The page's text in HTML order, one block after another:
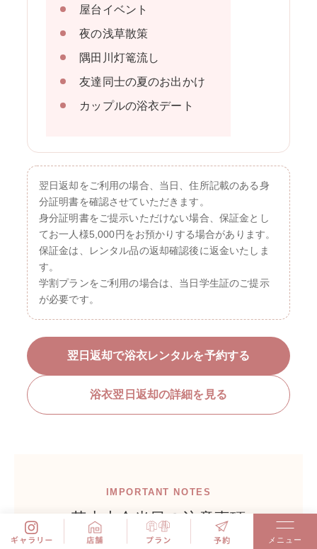
メニュー
屋台イベント
夜の浅草散策
隅田川灯篭流し
友達同士の夏のお出かけ
カップルの浴衣デート
翌日返却をご利用の場合、当日、住所記載のある身
分証明書を確認させていただきます。
身分証明書をご提示いただけない場合、保証金とし
てお一人様5,000円をお預かりする場合があります。
保証金は、レンタル品の返却確認後に返金いたしま
す。
学割プランをご利用の場合は、当日学生証のご提示
が必要です。
翌日返却で浴衣レンタルを予約する
浴衣翌日返却の詳細を見る
IMPORTANT NOTES
花火大会当日の注意事項